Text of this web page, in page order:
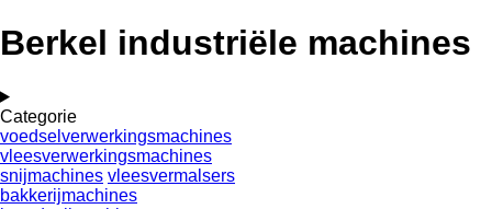
Berkel industriële machines
Categorie
voedselverwerkingsmachines
vleesverwerkingsmachines
snijmachines vleesvermalsers
bakkerijmachines